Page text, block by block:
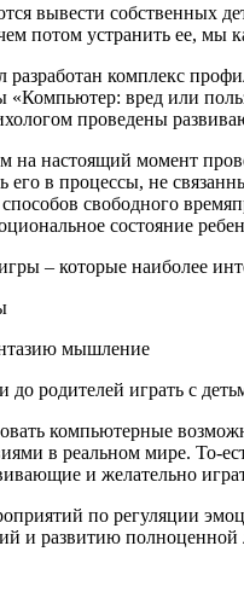
собственных
потом устранить ее, мы
разработан комплекс
«Компьютер: вред или
проведены
момент
в процессы, не
свободного
состояние
которые наиболее
мышление
родителей играть с
компьютерные
в реальном мире. То-
и желательно
по регуляции
и развитию полноценной